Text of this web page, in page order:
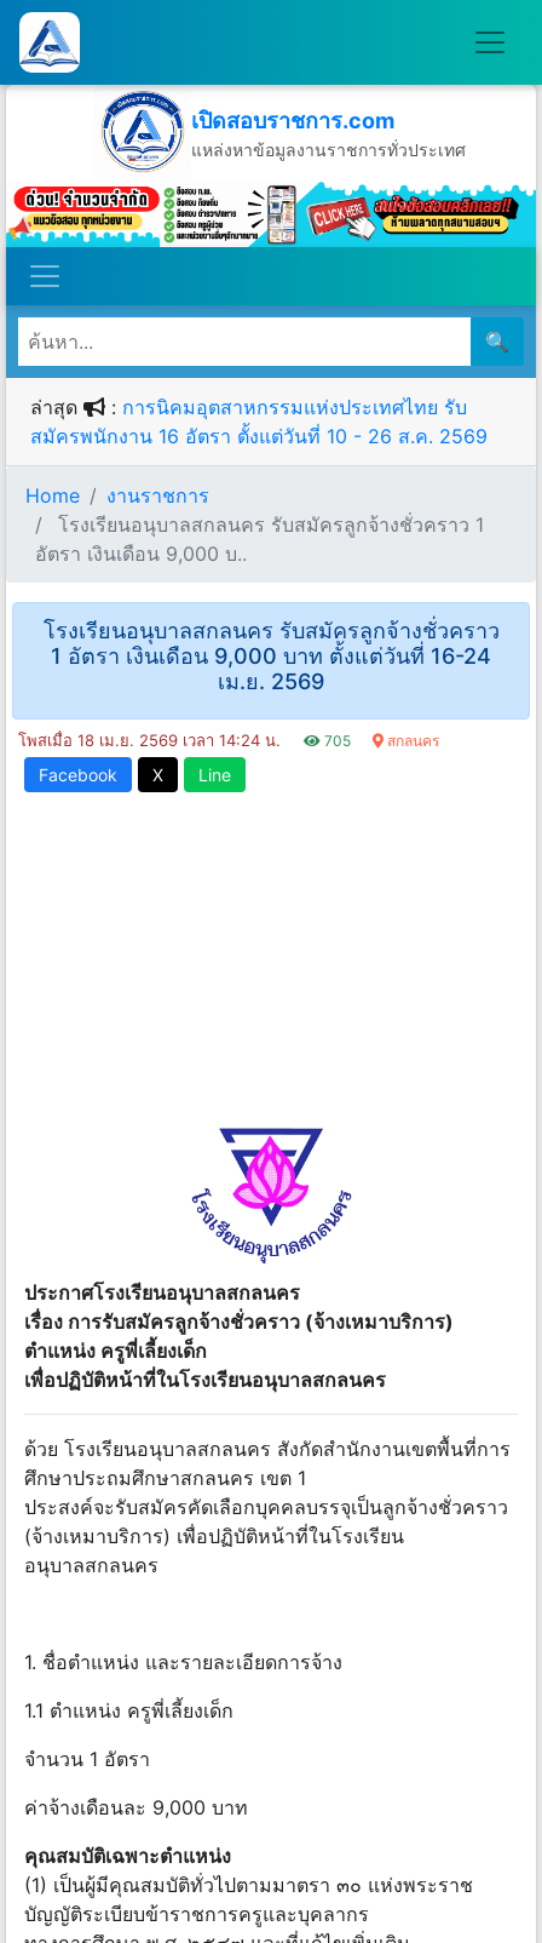
เปิดสอบราชการ.com
แหล่งหาข้อมูลงานราชการทั่วประเทศ
วันอาทิตย์ที่ 9 เดือนสิงหาคม พ.ศ.2569
🔍
ล่าสุด : การนิคมอุตสาหกรรมแห่งประเทศไทย รับ
สมัครพนักงาน 16 อัตรา ตั้งแต่วันที่ 10 - 26 ส.ค. 2569
Home
งานราชการ
โรงเรียนอนุบาลสกลนคร รับสมัครลูกจ้างชั่วคราว 1
อัตรา เงินเดือน 9,000 บ..
โรงเรียนอนุบาลสกลนคร รับสมัครลูกจ้างชั่วคราว
1 อัตรา เงินเดือน 9,000 บาท ตั้งแต่วันที่ 16-24
เม.ย. 2569
โพสเมื่อ 18 เม.ย. 2569 เวลา 14:24 น. 705 สกลนคร
Facebook X Line
ประกาศโรงเรียนอนุบาลสกลนคร
เรื่อง การรับสมัครลูกจ้างชั่วคราว (จ้างเหมาบริการ)
ตำแหน่ง ครูพี่เลี้ยงเด็ก
เพื่อปฏิบัติหน้าที่ในโรงเรียนอนุบาลสกลนคร
ด้วย โรงเรียนอนุบาลสกลนคร สังกัดสำนักงานเขตพื้นที่การ
ศึกษาประถมศึกษาสกลนคร เขต 1
ประสงค์จะรับสมัครคัดเลือกบุคคลบรรจุเป็นลูกจ้างชั่วคราว
(จ้างเหมาบริการ) เพื่อปฏิบัติหน้าที่ในโรงเรียน
อนุบาลสกลนคร
1. ชื่อตำแหน่ง และรายละเอียดการจ้าง
1.1 ตำแหน่ง ครูพี่เลี้ยงเด็ก
จำนวน 1 อัตรา
ค่าจ้างเดือนละ 9,000 บาท
คุณสมบัติเฉพาะตำแหน่ง
(1) เป็นผู้มีคุณสมบัติทั่วไปตามมาตรา ๓๐ แห่งพระราช
บัญญัติระเบียบข้าราชการครูและบุคลากร